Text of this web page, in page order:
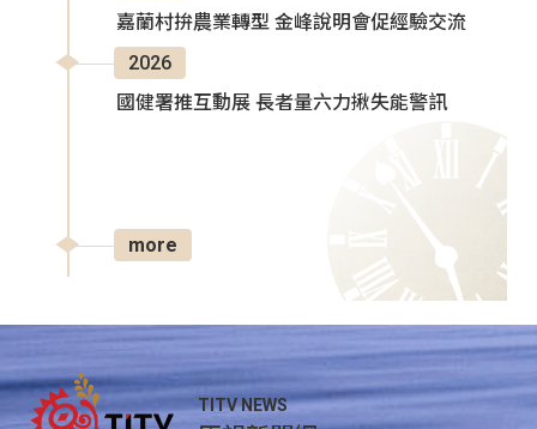
嘉蘭村拚農業轉型 金峰說明會促經驗交流
2026
國健署推互動展 長者量六力揪失能警訊
more
TITV NEWS